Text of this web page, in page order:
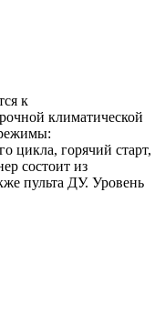
к
климатической
цикла, горячий старт,
состоит из
пульта ДУ. Уровень